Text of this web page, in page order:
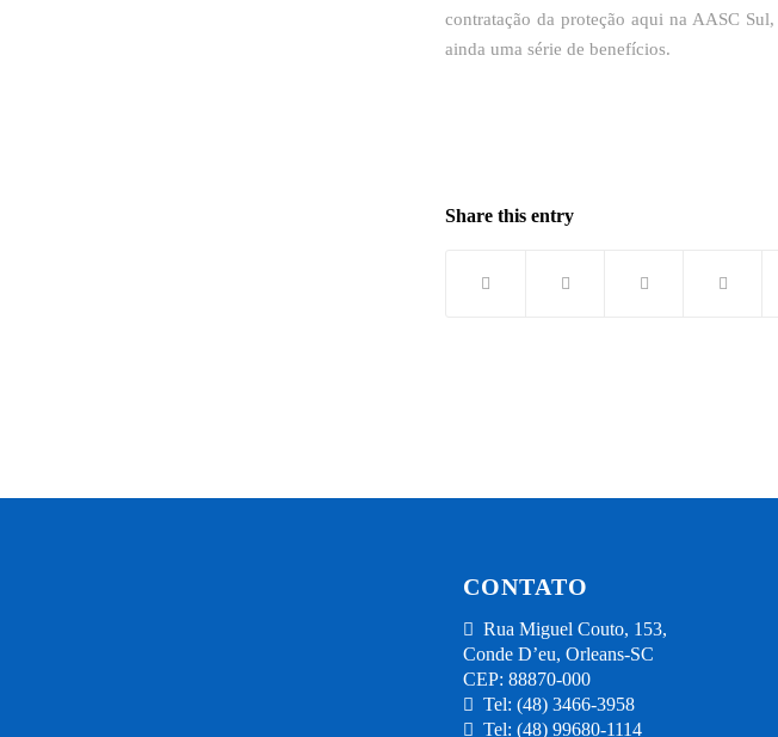
contratação da proteção aqui na AASC
ainda uma série de benefícios.
Share this entry
CONTATO
Rua Miguel Couto, 153,
Conde D’eu, Orleans-SC
CEP: 88870-000
Tel: (48) 3466-3958
Tel: (48) 99680-1114